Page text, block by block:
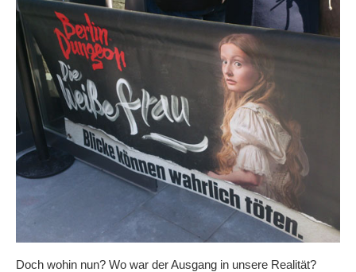
Doch wohin nun? Wo war der Ausgang in unsere Realität?